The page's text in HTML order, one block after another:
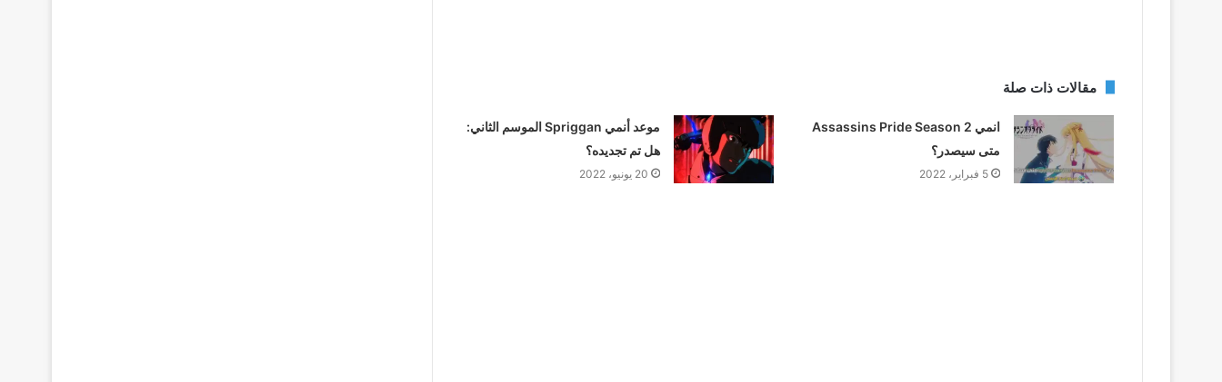
مقالات ذات صلة
انمي Assassins Pride Season 2
متى سيصدر؟
5 فبراير، 2022
موعد أنمي Spriggan الموسم الثاني:
هل تم تجديده؟
20 يونيو، 2022